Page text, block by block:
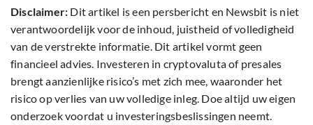
Disclaimer: Dit artikel is een persbericht en Newsbit is niet
verantwoordelijk voor de inhoud, juistheid of volledigheid
van de verstrekte informatie. Dit artikel vormt geen
financieel advies. Investeren in cryptovaluta of presales
brengt aanzienlijke risico’s met zich mee, waaronder het
risico op verlies van uw volledige inleg. Doe altijd uw eigen
onderzoek voordat u investeringsbeslissingen neemt.